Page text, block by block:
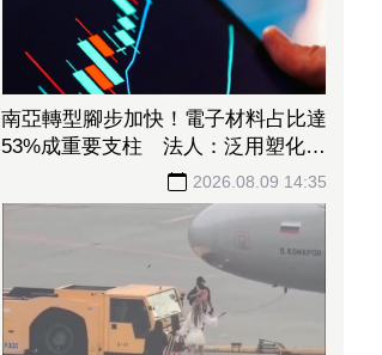
南亞轉型腳步加快！電子材料占比達
53%成重要支柱 法人：泛用塑化降
2026.08.09 14:35